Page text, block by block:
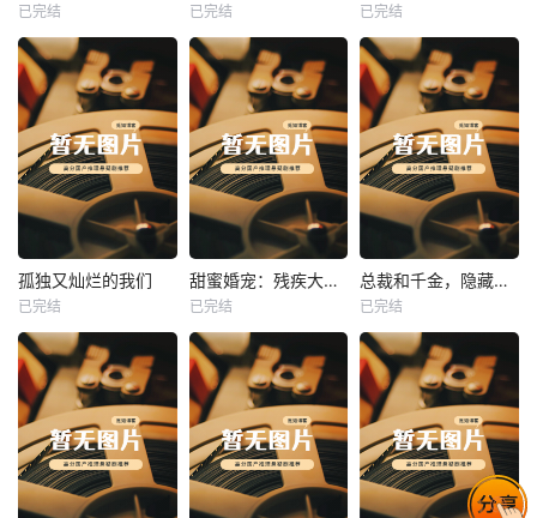
未知
已完结
未知
已完结
未知
已完结
热播
未知
孤独又灿烂的我们
已完结
热播
未知
甜蜜婚宠：残疾大佬夜夜撩
已完结
热播
未知
总裁和千金，隐藏身份闪婚了
已完结